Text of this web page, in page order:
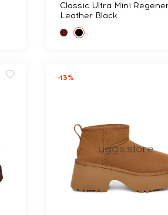
Classic Ultra Mini
Leather Black
-13%